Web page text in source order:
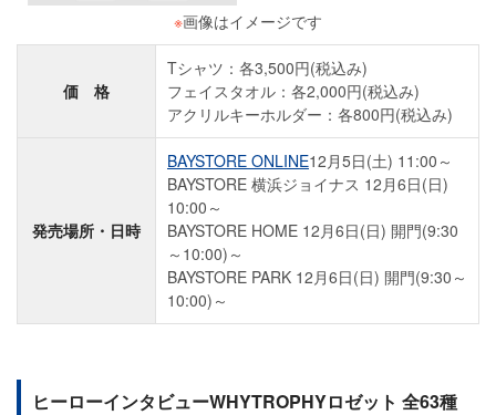
※画像はイメージです
価 格
Tシャツ：各3,500円(税込み)
フェイスタオル：各2,000円(税込み)
アクリルキーホルダー：各800円(税込み)
発売場所・日時
BAYSTORE ONLINE12月5日(土) 11:00～
BAYSTORE 横浜ジョイナス 12月6日(日)
10:00～
BAYSTORE HOME 12月6日(日) 開門(9:30
～10:00)～
BAYSTORE PARK 12月6日(日) 開門(9:30～
10:00)～
ヒーローインタビューWHYTROPHYロゼット 全63種